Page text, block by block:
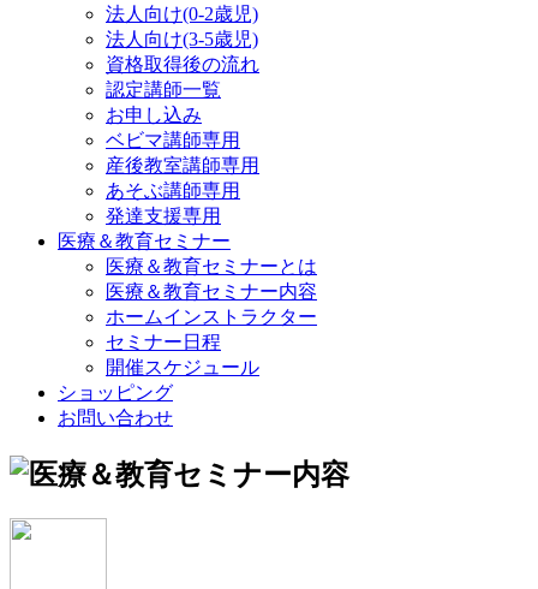
法人向け(0-2歳児)
法人向け(3-5歳児)
資格取得後の流れ
認定講師一覧
お申し込み
ベビマ講師専用
産後教室講師専用
あそぶ講師専用
発達支援専用
医療＆教育セミナー
医療＆教育セミナーとは
医療＆教育セミナー内容
ホームインストラクター
セミナー日程
開催スケジュール
ショッピング
お問い合わせ